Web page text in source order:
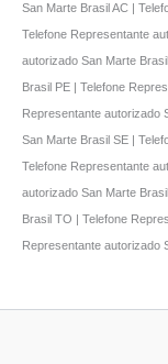
San Marte Brasil AC |
Telefone Representante
autorizado San Marte
Brasil PE | Telefone
Representante autorizado
San Marte Brasil SE |
Telefone Representante
autorizado San Marte
Brasil TO | Telefone
Representante autorizado